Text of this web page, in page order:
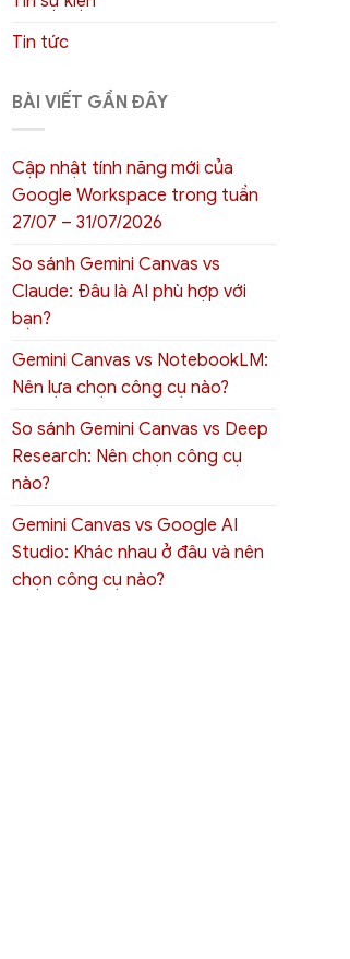
Tin tức
BÀI VIẾT GẦN ĐÂY
Cập nhật tính năng mới của
Google Workspace trong tuần
27/07 – 31/07/2026
So sánh Gemini Canvas vs
Claude: Đâu là AI phù hợp với
bạn?
Gemini Canvas vs NotebookLM:
Nên lựa chọn công cụ nào?
So sánh Gemini Canvas vs Deep
Research: Nên chọn công cụ
nào?
Gemini Canvas vs Google AI
Studio: Khác nhau ở đâu và nên
chọn công cụ nào?